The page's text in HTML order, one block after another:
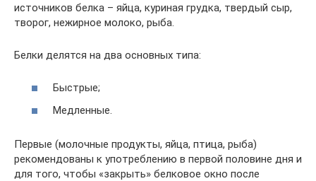
источников белка – яйца, куриная грудка, твердый сыр,
творог, нежирное молоко, рыба.
Белки делятся на два основных типа:
Быстрые;
Медленные.
Первые (молочные продукты, яйца, птица, рыба)
рекомендованы к употреблению в первой половине дня и
для того, чтобы «закрыть» белковое окно после